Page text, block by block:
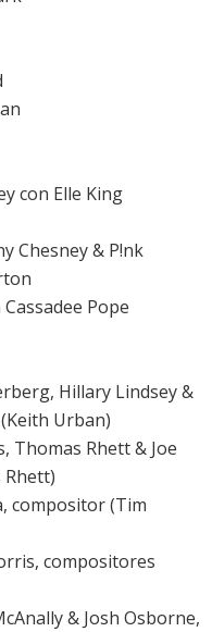
con Elle King
Chesney & P!nk
Pope
Hillary Lindsey &
Urban)
Thomas Rhett & Joe
compositor (Tim
compositores
& Josh Osborne,